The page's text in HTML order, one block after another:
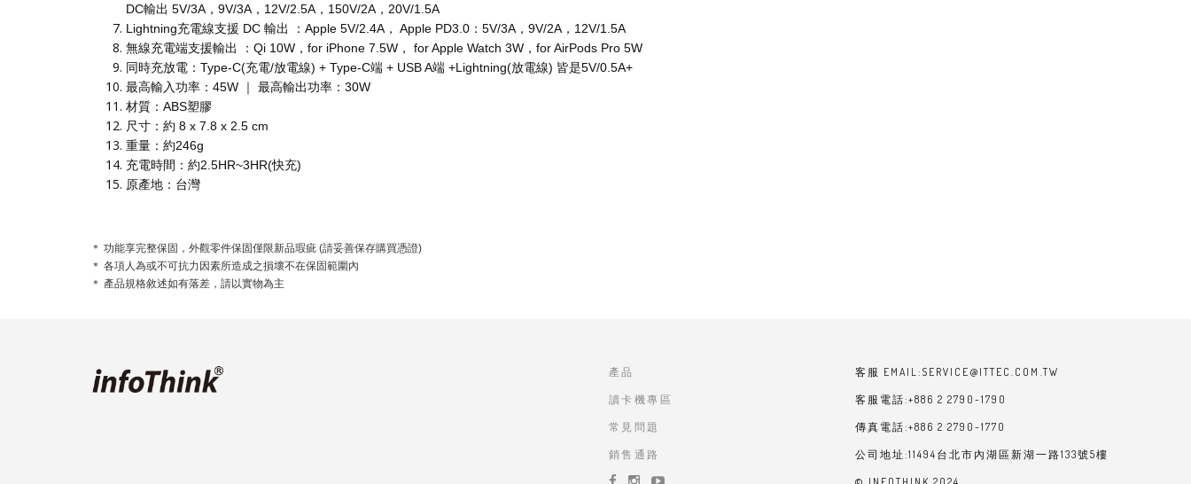
DC輸出 5V/3A，9V/3A，12V/2.5A，150V/2A，20V/1.5A
Lightning充電線支援 DC 輸出 ：Apple 5V/2.4A， Apple PD3.0：5V/3A，9V/2A，12V/1.5A
無線充電端支援輸出 ：Qi 10W，for iPhone 7.5W， for Apple Watch 3W，for AirPods Pro 5W
同時充放電：Type-C(充電/放電線) + Type-C端 + USB A端 +Lightning(放電線) 皆是5V/0.5A+
最高輸入功率：45W ｜ 最高輸出功率：30W
材質：ABS塑膠
尺寸：約 8 x 7.8 x 2.5 cm
重量：約246g
充電時間：約2.5HR~3HR(快充)
原產地：台灣
＊ 功能享完整保固，外觀零件保固僅限新品瑕疵 (請妥善保存購買憑證)
＊ 各項人為或不可抗力因素所造成之損壞不在保固範圍內
＊ 產品規格敘述如有落差，請以實物為主
產品
讀卡機專區
常見問題
銷售通路
客服 EMAIL:SERVICE@ITTEC.COM.TW
客服電話:+886 2 2790-1790
傳真電話:+886 2 2790-1770
公司地址:11494台北市內湖區新湖一路133號5樓